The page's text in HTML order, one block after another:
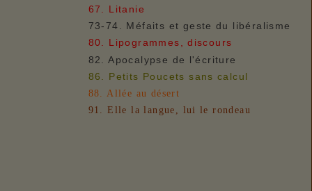
67. Litanie
73-74. Méfaits et geste du libéralisme
80. Lipogrammes, discours
82. Apocalypse de l'écriture
86. Petits Poucets sans calcul
88. Allée au désert
91. Elle la langue, lui le rondeau